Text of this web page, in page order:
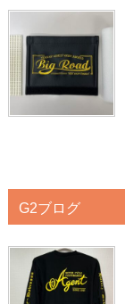
G2ブログ